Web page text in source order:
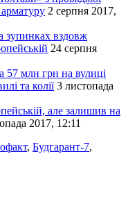
2 серпня 2017,
зупинках вздовж
24 серпня
57 млн грн на вулиці
та колії 3 листопада
але залишив на
2017, 12:11
, Будгарант-7,